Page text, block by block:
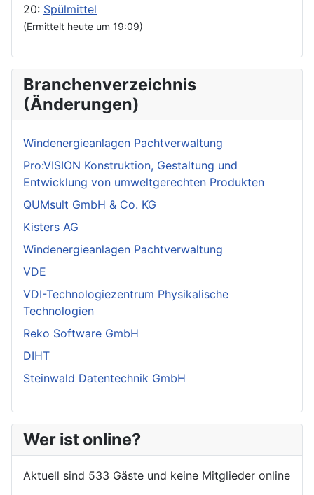
20: Spülmittel
(Ermittelt heute um 19:09)
Branchenverzeichnis
(Änderungen)
Windenergieanlagen Pachtverwaltung
Pro:VISION Konstruktion, Gestaltung und
Entwicklung von umweltgerechten Produkten
QUMsult GmbH & Co. KG
Kisters AG
Windenergieanlagen Pachtverwaltung
VDE
VDI-Technologiezentrum Physikalische
Technologien
Reko Software GmbH
DIHT
Steinwald Datentechnik GmbH
Wer ist online?
Aktuell sind 533 Gäste und keine Mitglieder online